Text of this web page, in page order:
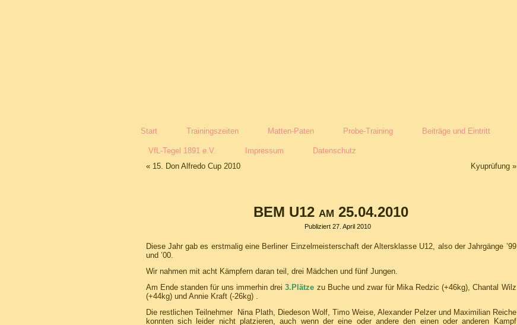
Start Trainingszeiten Matten-Paten Probe-Training Beiträge und Eintritt
VfL-Tegel 1891 e.V. Impressum
Datenschutz
« 15. Don Alfredo Cup 2010 Kyuprüfung»
BEM U12 am 25.04.2010
Publiziert 27. April 2010
Diese Jahr gab es erstmalig eine Berliner Einzelmeisterschaft der Altersklasse U12, also der Jahrgänge ’99
und ’00.
Wir nahmen mit acht Kämpfern daran teil, drei Mädchen und fünf Jungen.
Am Ende standen für uns immerhin drei3.Plätze zu Buche und zwar für Mika Redzic (+46kg), Chantal Wilz
(+44kg) und Annie Kraft (-26kg) .
Die restlichen Teilnehmer Nina Plath, Diedeson Wolf, Timo Weise, Alexander Pelzer und Maximilian Reiche
konnten sich leider nicht platzieren, auch wenn der eine oder andere den einen oder anderen Kampf